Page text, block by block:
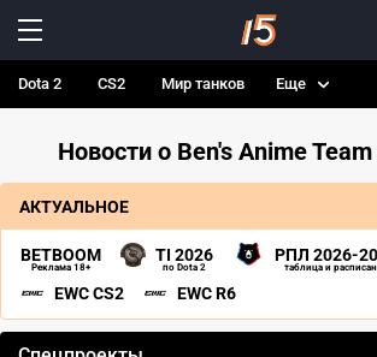
Dota 2 CS2 Мир танков Еще
Новости о Ben's Anime Team
АКТУАЛЬНОЕ
BETBOOM
Реклама 18+
TI 2026
по Dota 2
РПЛ 2026-
таблица и
EWC CS2 EWC R6